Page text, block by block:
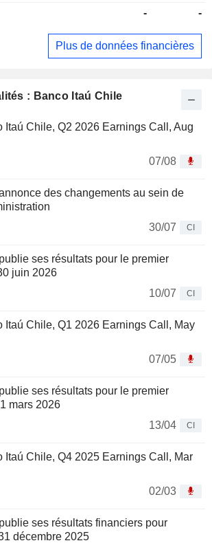
: Banco Itaú Chile
Itaú Chile, Q2 2026 Earnings Call, Aug
07/08
des changements au sein de
30/07
CI
ses résultats pour le premier
juin 2026
10/07
CI
Itaú Chile, Q1 2026 Earnings Call, May
07/05
ses résultats pour le premier
mars 2026
13/04
CI
Itaú Chile, Q4 2025 Earnings Call, Mar
02/03
ses résultats financiers pour
décembre 2025
- -
Plus de données financières